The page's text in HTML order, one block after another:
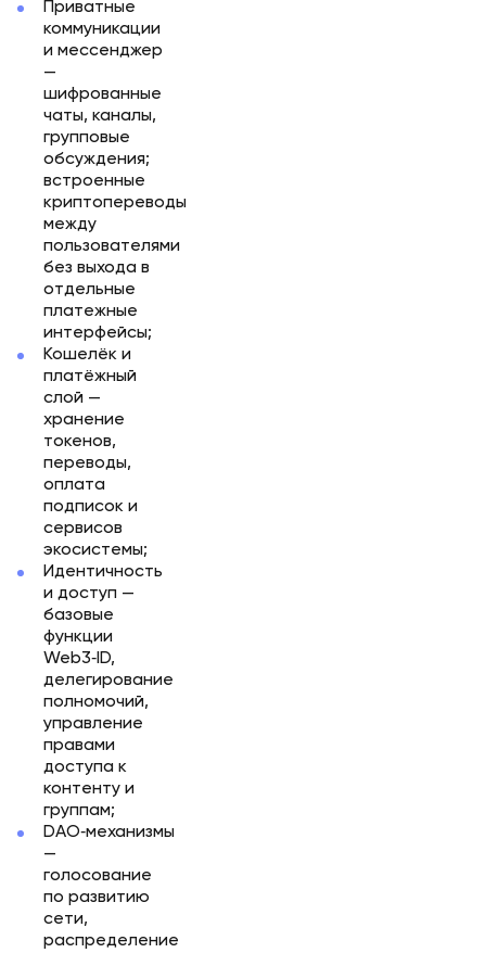
Приватные
коммуникации
и мессенджер
—
шифрованные
чаты, каналы,
групповые
обсуждения;
встроенные
криптопереводы
между
пользователями
без выхода в
отдельные
платежные
интерфейсы;
Кошелёк и
платёжный
слой —
хранение
токенов,
переводы,
оплата
подписок и
сервисов
экосистемы;
Идентичность
и доступ —
базовые
функции
Web3‑ID,
делегирование
полномочий,
управление
правами
доступа к
контенту и
группам;
DAO‑механизмы
—
голосование
по развитию
сети,
распределение